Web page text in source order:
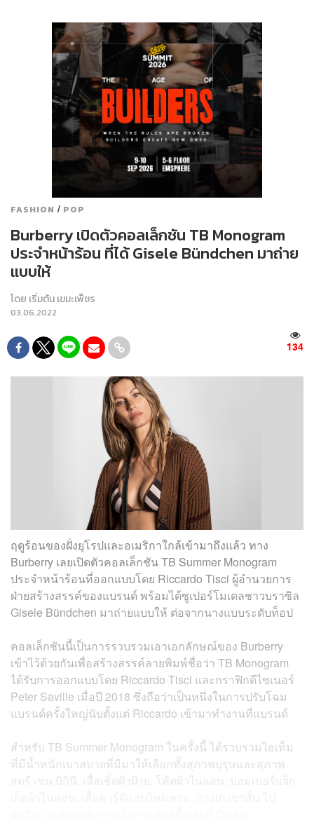
FASHION / POP
Burberry เปิดตัวคอลเล็กชัน TB Monogram
ประจำหน้าร้อน ที่ได้ Gisele Bündchen มาถ่าย
แบบให้
โดย เริ่มต้น เขมะเพ็ชร
03.06.2022
134
ฤดูร้อนของฝั่งยุโรปและอเมริกาใกล้เข้ามาถึงแล้ว ทาง
Burberry เลยเปิดตัวคอลเล็กชัน TB Summer Monogram
ประจำหน้าร้อนที่ออกแบบโดย Riccardo Tisci ผู้อำนวยการ
ฝ่ายสร้างสรรค์ของแบรนด์ พร้อมได้ซูเปอร์โมเดลชาวบราซิล
Gisele Bündchen มาถ่ายแบบให้ ต่อจากนางแบบระดับท็อป
คอลเล็กชันนี้เป็นการรวบรวมเอาเอกลักษณ์ของ Burberry
เข้าไว้ด้วยกันเพื่อสร้างสรรค์ลายพิมพ์ชื่อว่า TB Monogram
ได้รับการออกแบบโดย Riccardo Tisci และกราฟิกดีไซเนอร์
Peter Saville เมื่อปี 2018 ซึ่งถือว่าเป็นหนึ่งในการปรับโฉม
แบรนด์ครั้งใหญ่นับตั้งแต่ Riccardo เข้ามาทำงานที่แบรนด์
สำหรับ TB Summer Monogram ในครั้งนี้ ได้รวบรวมไอเท็ม
ที่มีน้ำหนักเบาสบายที่มีมาให้เลือกทั้งสุภาพบุรุษและสุภาพ
สตรี เช่น บิกินี, เสื้อเชิ้ตฝ้าฝ้าย, โค้ตผ้าไนลอน, บอมเบอร์แจ็ก